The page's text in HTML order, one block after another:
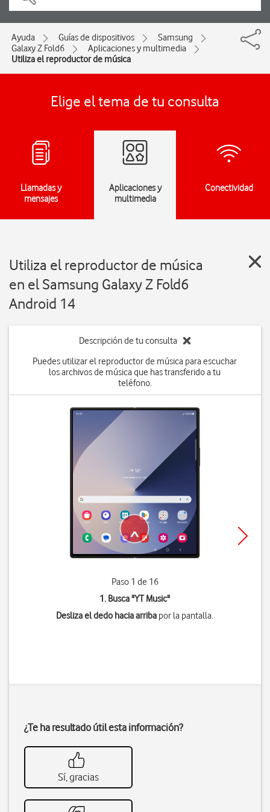
Ayuda Guías de dispositivos
Samsung
Galaxy Z Fold6
Aplicaciones y multimedia
Utiliza el reproductor de música
Elige el tema de tu consulta
Llamadas y
mensajes
Aplicaciones y
multimedia
Conectividad
Utiliza el reproductor de música
en el Samsung Galaxy Z Fold6
Android 14
Descripción de tu consulta
Puedes utilizar el reproductor de música para escuchar
los archivos de música que has transferido a tu
teléfono.
Paso 1 de 16
1. Busca "YT Music"
Desliza el dedo hacia arriba por la pantalla.
¿Te ha resultado útil esta información?
Sí, gracias